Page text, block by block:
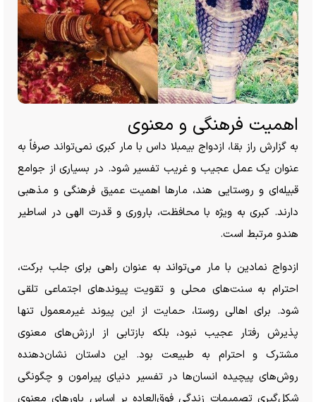
اهمیت فرهنگی و معنوی
به گزارش راز بقا، ازدواج بیمبلا داس با مار کبری نمی‌تواند صرفاً به
عنوان یک عمل عجیب و غریب تفسیر شود. در بسیاری از جوامع
قبیله‌ای و روستایی هند، مار‌ها اهمیت عمیق فرهنگی و مذهبی
دارند. کبری به ویژه با محافظت، باروری و قدرت الهی در اساطیر
هندو مرتبط است.
ازدواج نمادین با مار می‌تواند به عنوان راهی برای جلب برکت،
احترام به سنت‌های محلی و تقویت پیوند‌های اجتماعی تلقی
شود. برای اهالی روستا، حمایت از این پیوند غیرمعمول تنها
پذیرش رفتار عجیب نبود، بلکه بازتابی از ارزش‌های معنوی
مشترک و احترام به طبیعت بود. این داستان نشان‌دهنده
روش‌های پیچیده انسان‌ها در تفسیر دنیای پیرامون و چگونگی
شکل‌گیری تصمیمات زندگی فوق‌العاده بر اساس باور‌های معنوی